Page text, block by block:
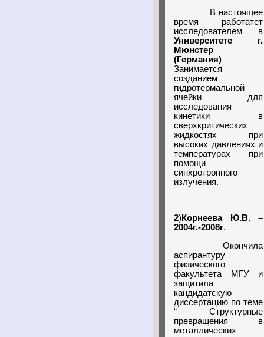
В настоящее
время работатет
исследователем в
Университете г.
Мюнстер
(Германия)
Занимается
созданием
гидротермальной
ячейки для
исследования
кинетики в
сверхкритических
жидкостях при
высоких давлениях и
температурах при
помощи
синхротронного
излучения.
2) Корнеева Ю.В. –
2004г.-2008г.
Окончила
аспирантуру
физического
факультета МГУ и
защитила
кандидатскую
диссертацию по теме
“ Структурные
превращения в
металлических